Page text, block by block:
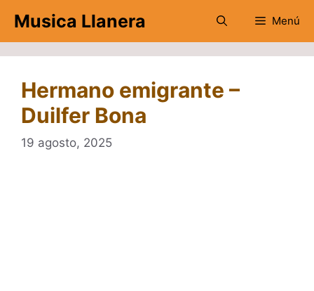
contenido
Musica Llanera Menú
Hermano emigrante –
Duilfer Bona
19 agosto, 2025